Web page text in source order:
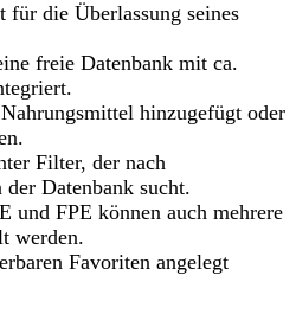
die Überlassung seines
freie Datenbank mit ca.
hinzugefügt oder
Filter, der nach
Datenbank sucht.
und FPE können auch mehrere
werden.
Favoriten angelegt